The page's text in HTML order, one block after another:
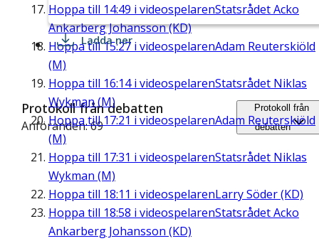
Hoppa till 14:49 i videospelarenStatsrådet Acko
Ankarberg Johansson (KD)
Hoppa till15:27 i videospelarenAdam Reuterskiöld
(M)
Hoppa till 16:14i videospelarenStatsrådet Niklas
Wykman (M)
Hoppa till17:21 i videospelarenAdam Reuterskiöld
(M)
Hoppa till 17:31 i videospelarenStatsrådet Niklas
Wykman (M)
Hoppa till 18:11 i videospelarenLarry Söder (KD)
Hoppa till 18:58 i videospelarenStatsrådet Acko
Ankarberg Johansson (KD)
Ladda ner
Protokoll från debatten
Anföranden: 69
Protokoll från
debatten